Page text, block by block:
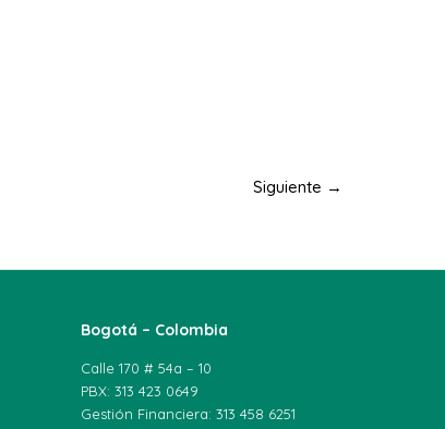
Siguiente →
Bogotá – Colombia
Calle 170 # 54a – 10
PBX: 313 423 0649
Gestión Financiera: 313 458 6251